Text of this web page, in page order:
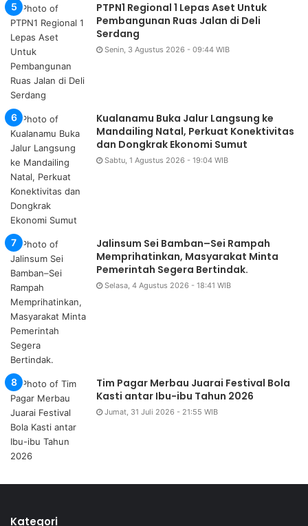
PTPN1 Regional 1 Lepas Aset Untuk
Pembangunan Ruas Jalan di Deli
Serdang
Senin, 3 Agustus 2026 - 09:44 WIB
Kualanamu Buka Jalur Langsung ke
Mandailing Natal, Perkuat Konektivitas
dan Dongkrak Ekonomi Sumut
Sabtu, 1 Agustus 2026 - 19:04 WIB
Jalinsum Sei Bamban–Sei Rampah
Memprihatinkan, Masyarakat Minta
Pemerintah Segera Bertindak.
Selasa, 4 Agustus 2026 - 18:41 WIB
Tim Pagar Merbau Juarai Festival Bola
Kasti antar Ibu-ibu Tahun 2026
Jumat, 31 Juli 2026 - 21:55 WIB
Kategori